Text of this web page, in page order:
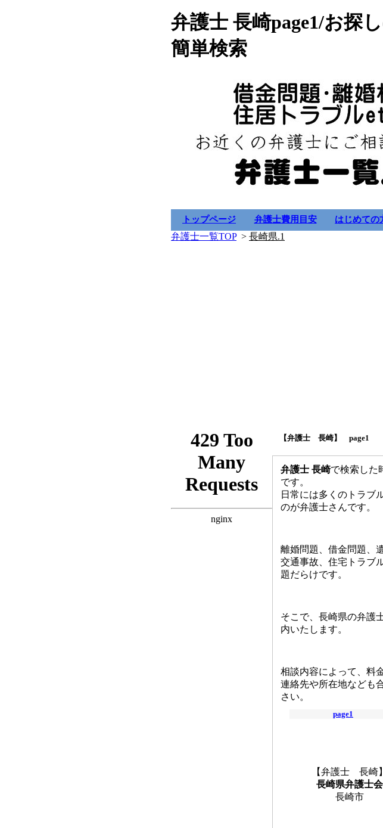
弁護士 長崎page1/お探
簡単検索
トップページ 弁護士費用目安 はじめての
弁護士一覧TOP> 長崎県.1
【弁護士 長崎】 page1
弁護士 長崎で検索した
です。
日常には多くのトラブ
のが弁護士さんです。
離婚問題、借金問題、
交通事故、住宅トラブ
題だらけです。
そこで、長崎県の弁護
内いたします。
相談内容によって、料
連絡先や所在地なども
さい。
page1
【弁護士 長崎】
長崎県弁護士会
長崎市